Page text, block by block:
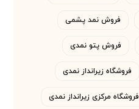
فروش نمد پشمی
فروش پتو نمدی
فروشگاه زیرانداز نمدی
فروشگاه مرکزی زیرانداز نمدی